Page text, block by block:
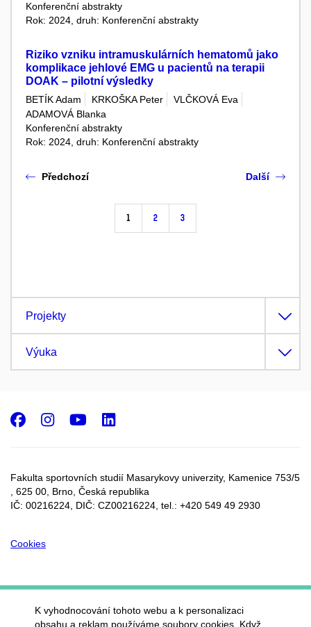
Konferenční abstrakty
Rok: 2024, druh: Konferenční abstrakty
Riziko vzniku intramuskulárních hematomů jako
komplikace jehlové EMG u pacientů na terapii
DOAK – pilotní výsledky
BETÍK Adam KRKOŠKA Peter
VLČKOVÁ Eva
ADAMOVÁ Blanka
Konferenční abstrakty
Rok: 2024, druh: Konferenční abstrakty
Předchozí
1 2 3
Další
Projekty
Výuka
Fakulta sportovních studií Masarykovy univerzity, Kamenice 753/5​
, 625 00, Brno, Česká republika
IČ: 00216224, DIČ: CZ00216224, tel.: +420 549 49 2930
Cookies
Facebook
Instagram
Youtube
K vyhodnocování tohoto webu a k personalizaci
obsahu a reklam používáme soubory cookies. Když